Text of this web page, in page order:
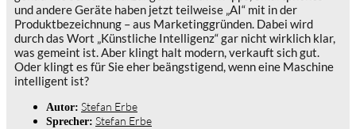
und andere Geräte haben jetzt teilweise „AI“ mit in der
Produktbezeichnung – aus Marketinggründen. Dabei wird
durch das Wort „Künstliche Intelligenz“ gar nicht wirklich klar,
was gemeint ist. Aber klingt halt modern, verkauft sich gut.
Oder klingt es für Sie eher beängstigend, wenn eine Maschine
intelligent ist?
Autor: Stefan Erbe
Sprecher: Stefan Erbe